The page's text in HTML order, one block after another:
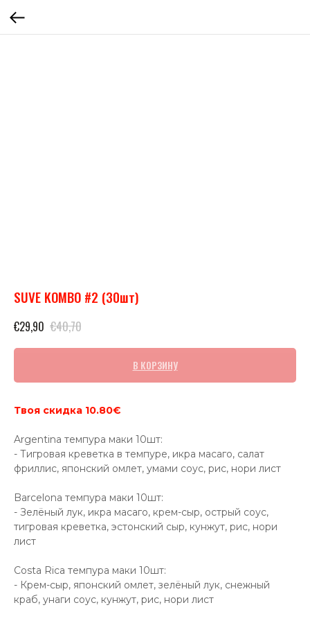
SUVE KOMBO #2 (30шт)
€29,90 €40,70
В КОРЗИНУ
Твоя скидка 10.80€
Argentina темпура маки 10шт:
- Тигровая креветка в темпуре, икра масаго, салат
фриллис, японский омлет, умами соус, рис, нори лист
Barcelona темпура маки 10шт:
- Зелёный лук, икра масаго, крем-сыр, острый соус,
тигровая креветка, эстонский сыр, кунжут, рис, нори
лист
Costa Rica темпура маки 10шт:
- Крем-сыр, японский омлет, зелёный лук, снежный
краб, унаги соус, кунжут, рис, нори лист